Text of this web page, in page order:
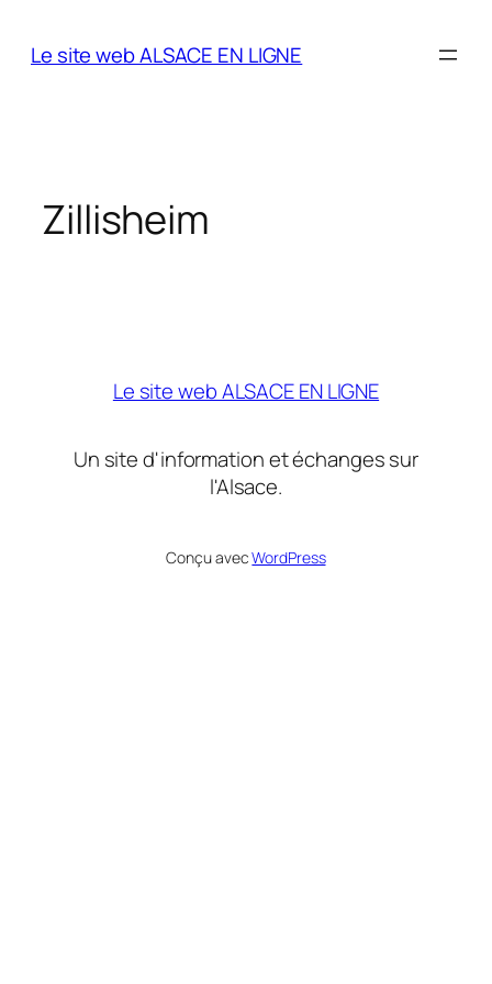
Le site web ALSACE EN LIGNE
Zillisheim
Le site web ALSACE EN LIGNE
Un site d'information et échanges sur
l'Alsace.
Conçu avecWordPress